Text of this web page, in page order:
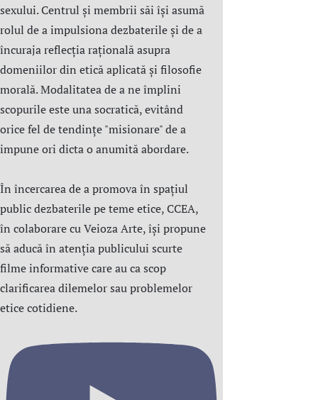
sexului. Centrul şi membrii săi îşi asumă
rolul de a impulsiona dezbaterile și de a
încuraja reflecția rațională asupra
domeniilor din etică aplicată şi filosofie
morală. Modalitatea de a ne împlini
scopurile este una socratică, evitând
orice fel de tendințe "misionare" de a
impune ori dicta o anumită abordare.
În încercarea de a promova în spațiul
public dezbaterile pe teme etice, CCEA,
în colaborare cu Veioza Arte, își propune
să aducă în atenția publicului scurte
filme informative care au ca scop
clarificarea dilemelor sau problemelor
etice cotidiene.